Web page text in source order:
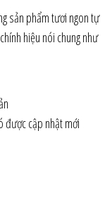
sản phẩm tươi ngon tự
hiệu nói chung như
được cập nhật mới